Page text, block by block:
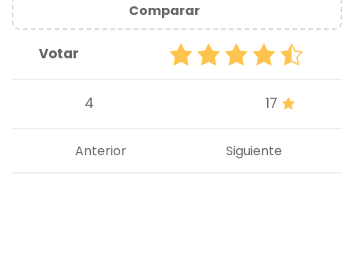
Comparar
Votar
4 17
Siguiente
Anterior